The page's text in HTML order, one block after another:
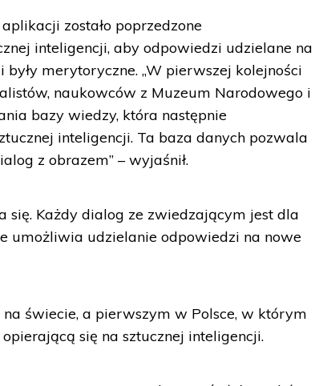
zostało poprzedzone
inteligencji, aby odpowiedzi udzielane na
merytoryczne. „W pierwszej kolejności
naukowców z Muzeum Narodowego i
bazy wiedzy, która następnie
inteligencji. Ta baza danych pozwala
z obrazem” – wyjaśnił.
się. Każdy dialog ze zwiedzającym jest dla
umożliwia udzielanie odpowiedzi na nowe
świecie, a pierwszym w Polsce, w którym
się na sztucznej inteligencji.